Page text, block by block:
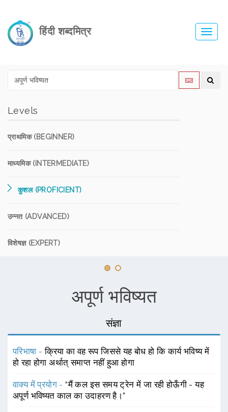
हिंदी शब्दमित्र
Levels
प्राथमिक (BEGINNER)
माध्यमिक (INTERMEDIATE)
कुशल (PROFICIENT)
उन्नत (ADVANCED)
विशेषज्ञ (EXPERT)
अपूर्ण भविष्यत
संज्ञा
परिभाषा -क्रिया का वह रूप जिससे यह बोध हो कि कार्य भविष्य में
हो रहा होगा अर्थात् समाप्त नहीं हुआ होगा
वाक्य में प्रयोग -“मैं कल इस समय ट्रेन में जा रही होऊँगी - यह
अपूर्ण भविष्यत काल का उदाहरण है।”